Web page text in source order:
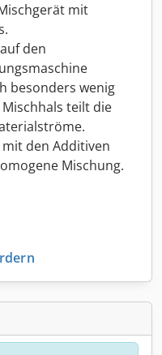
mit
den
besonders wenig
teilt die
den Additiven
Mischung.